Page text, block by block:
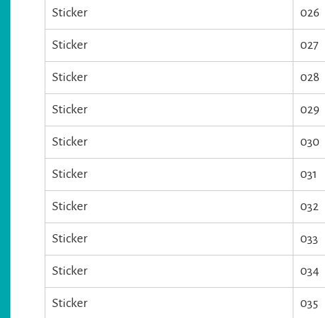
Sticker 026
Sticker 027
Sticker 028
Sticker 029
Sticker 030
Sticker 031
Sticker 032
Sticker 033
Sticker 034
Sticker 035